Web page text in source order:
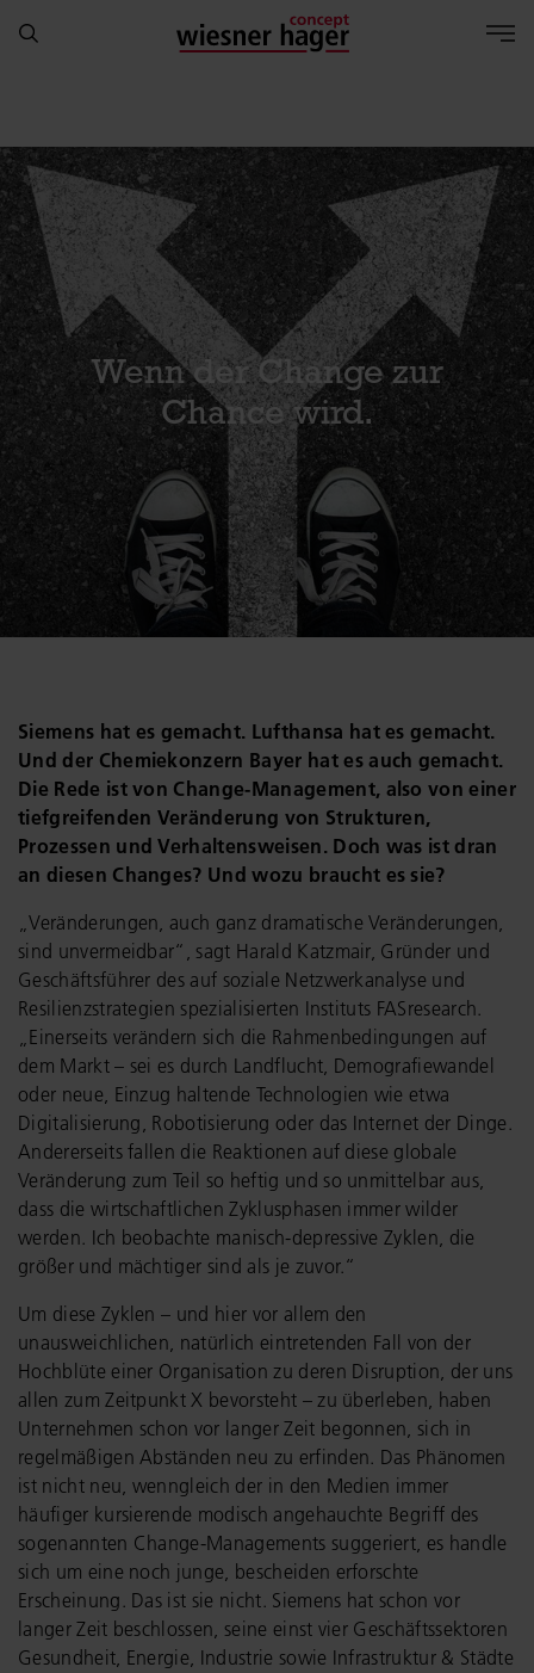
Wenn der Change zur
Chance wird.
Siemens hat es gemacht. Lufthansa hat es gemacht.
Und der Chemiekonzern Bayer hat es auch gemacht.
Die Rede ist von Change-Management, also von einer
tiefgreifenden Veränderung von Strukturen,
Prozessen und Verhaltensweisen. Doch was ist dran
an diesen Changes? Und wozu braucht es sie?
„Veränderungen, auch ganz dramatische Veränderungen,
sind unvermeidbar“, sagt Harald Katzmair, Gründer und
Geschäftsführer des auf soziale Netzwerkanalyse und
Resilienzstrategien spezialisierten Instituts FASresearch.
„Einerseits verändern sich die Rahmenbedingungen auf
dem Markt – sei es durch Landflucht, Demografiewandel
oder neue, Einzug haltende Technologien wie etwa
Digitalisierung, Robotisierung oder das Internet der Dinge.
Andererseits fallen die Reaktionen auf diese globale
Veränderung zum Teil so heftig und so unmittelbar aus,
dass die wirtschaftlichen Zyklusphasen immer wilder
werden. Ich beobachte manisch-depressive Zyklen, die
größer und mächtiger sind als je zuvor.“
Um diese Zyklen – und hier vor allem den
unausweichlichen, natürlich eintretenden Fall von der
Hochblüte einer Organisation zu deren Disruption, der uns
allen zum Zeitpunkt X bevorsteht – zu überleben, haben
Unternehmen schon vor langer Zeit begonnen, sich in
regelmäßigen Abständen neu zu erfinden. Das Phänomen
ist nicht neu, wenngleich der in den Medien immer
häufiger kursierende modisch angehauchte Begriff des
sogenannten Change-Managements suggeriert, es handle
sich um eine noch junge, bescheiden erforschte
Erscheinung. Das ist sie nicht. Siemens hat schon vor
langer Zeit beschlossen, seine einst vier Geschäftssektoren
Gesundheit, Energie, Industrie sowie Infrastruktur & Städte